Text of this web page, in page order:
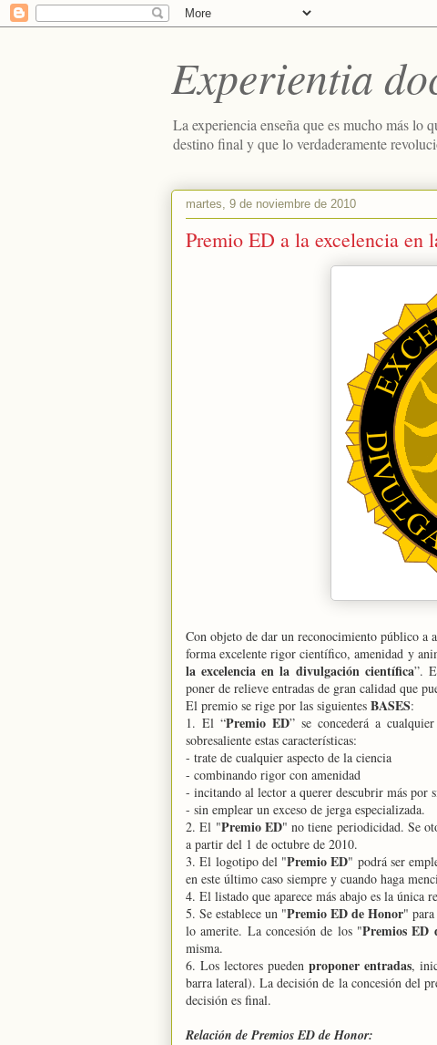
Experientia
La experiencia enseña que es mucho más lo
destino final y que lo verdaderamente
martes, 9 de noviembre de 2010
Premio ED a la excelencia en
Con objeto de dar un reconocimiento público a
forma excelente rigor científico, amenidad y
la excelencia en la divulgación científica”.
poner de relieve entradas de gran calidad que
El premio se rige por las siguientes BASES:
1. El “Premio ED” se concederá a
sobresaliente estas características:
- trate de cualquier aspecto de la ciencia
- combinando rigor con amenidad
- incitando al lector a querer descubrir más por
- sin emplear un exceso de jerga especializada.
2. El "Premio ED" no tiene periodicidad. Se
a partir del 1 de octubre de 2010.
3. El logotipo del "Premio ED" podrá ser
en este último caso siempre y cuando haga
4. El listado que aparece más abajo es la única
5. Se establece un "Premio ED de Honor"
lo amerite. La concesión de los "Premios ED
misma.
6. Los lectores pueden proponer entradas,
barra lateral). La decisión de la concesión del
decisión es final.
Relación de Premios ED de Honor: